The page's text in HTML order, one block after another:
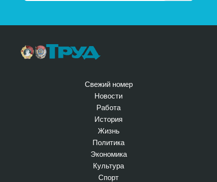
Свежий номер
Новости
Работа
История
Жизнь
Политика
Экономика
Культура
Спорт